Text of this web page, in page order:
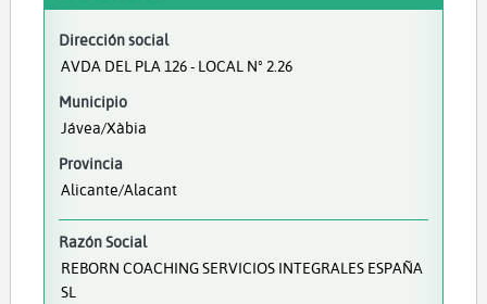
Dirección social
AVDA DEL PLA 126 - LOCAL Nº 2.26
Municipio
Jávea/Xàbia
Provincia
Alicante/Alacant
Razón Social
REBORN COACHING SERVICIOS INTEGRALES ESPAÑA
SL